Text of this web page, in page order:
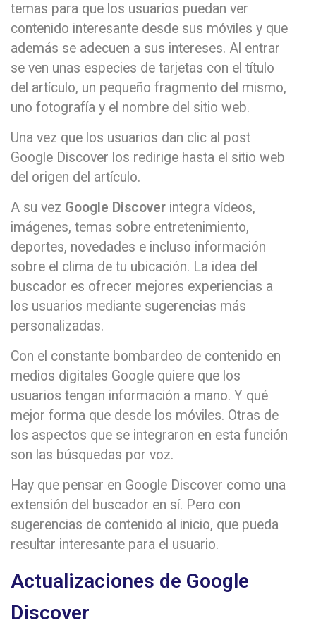
temas para que los usuarios puedan ver
contenido interesante desde sus móviles y que
además se adecuen a sus intereses. Al entrar
se ven unas especies de tarjetas con el título
del artículo, un pequeño fragmento del mismo,
uno fotografía y el nombre del sitio web.
Una vez que los usuarios dan clic al post
Google Discover los redirige hasta el sitio web
del origen del artículo.
A su vez Google Discover integra vídeos,
imágenes, temas sobre entretenimiento,
deportes, novedades e incluso información
sobre el clima de tu ubicación. La idea del
buscador es ofrecer mejores experiencias a
los usuarios mediante sugerencias más
personalizadas.
Con el constante bombardeo de contenido en
medios digitales Google quiere que los
usuarios tengan información a mano. Y qué
mejor forma que desde los móviles. Otras de
los aspectos que se integraron en esta función
son las búsquedas por voz.
Hay que pensar en Google Discover como una
extensión del buscador en sí. Pero con
sugerencias de contenido al inicio, que pueda
resultar interesante para el usuario.
Actualizaciones de Google
Discover